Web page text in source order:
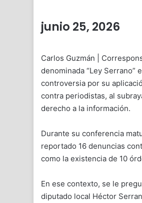
junio 25, 2026
Carlos Guzmán |
denominada “Ley Serrano”
controversia por su
contra periodistas, al
derecho a la información.
Durante su conferencia
reportado 16 denuncias
como la existencia de 10
En ese contexto, se le
diputado local Héctor